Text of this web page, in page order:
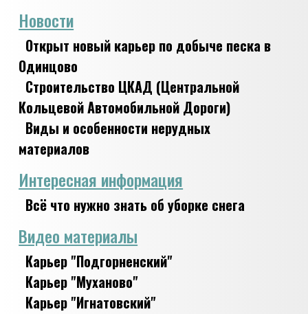
Новости
Открыт новый карьер по добыче песка в
Одинцово
Строительство ЦКАД (Центральной
Кольцевой Автомобильной Дороги)
Виды и особенности нерудных
материалов
Интересная информация
Всё что нужно знать об уборке снега
Видео материалы
Карьер "Подгорненский"
Карьер "Муханово"
Карьер "Игнатовский"